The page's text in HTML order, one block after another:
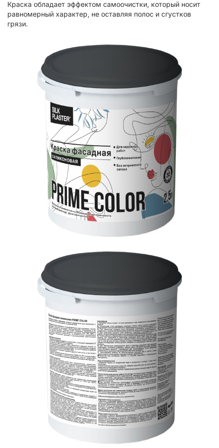
Краска обладает эффектом самоочистки, который носит
равномерный характер, не оставляя полос и сгустков
грязи.